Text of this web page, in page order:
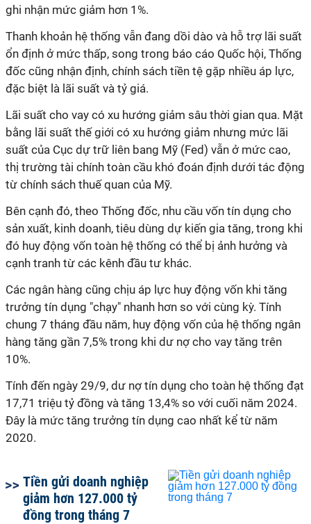
ghi nhận mức giảm hơn 1%.
Thanh khoản hệ thống vẫn đang dồi dào và hỗ trợ lãi suất
ổn định ở mức thấp, song trong báo cáo Quốc hội, Thống
đốc cũng nhận định, chính sách tiền tệ gặp nhiều áp lực,
đặc biệt là lãi suất và tỷ giá.
Lãi suất cho vay có xu hướng giảm sâu thời gian qua. Mặt
bằng lãi suất thế giới có xu hướng giảm nhưng mức lãi
suất của Cục dự trữ liên bang Mỹ (Fed) vẫn ở mức cao,
thị trường tài chính toàn cầu khó đoán định dưới tác động
từ chính sách thuế quan của Mỹ.
Bên cạnh đó, theo Thống đốc, nhu cầu vốn tín dụng cho
sản xuất, kinh doanh, tiêu dùng dự kiến gia tăng, trong khi
đó huy động vốn toàn hệ thống có thể bị ảnh hưởng và
cạnh tranh từ các kênh đầu tư khác.
Các ngân hàng cũng chịu áp lực huy động vốn khi tăng
trưởng tín dụng "chạy" nhanh hơn so với cùng kỳ. Tính
chung 7 tháng đầu năm, huy động vốn của hệ thống ngân
hàng tăng gần 7,5% trong khi dư nợ cho vay tăng trên
10%.
Tính đến ngày 29/9, dư nợ tín dụng cho toàn hệ thống đạt
17,71 triệu tỷ đồng và tăng 13,4% so với cuối năm 2024.
Đây là mức tăng trưởng tín dụng cao nhất kể từ năm
2020.
Tiền gửi doanh nghiệp
giảm hơn 127.000 tỷ
đồng trong tháng 7